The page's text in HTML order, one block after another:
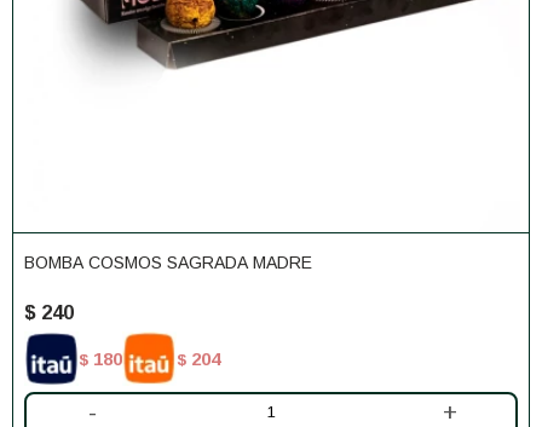
BOMBA COSMOS SAGRADA MADRE
$ 240
$ 180 $ 204
- +